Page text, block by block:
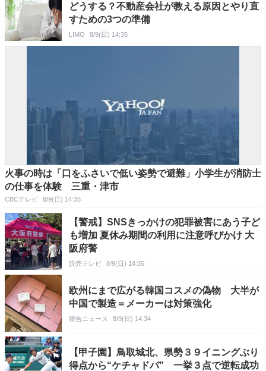
どうする？不動産会社が教える原因とやり直
すための3つの準備
LIMO 8/9(日) 14:35
火事の時は「口をふさいで低い姿勢で避難」小学生が消防士
の仕事を体験 三重・津市
CBCテレビ 8/9(日) 14:35
【警戒】SNSきっかけの犯罪被害にあう子ど
も増加 夏休み期間の利用に注意呼びかけ 大
阪府警
読売テレビ 8/9(日) 14:35
欧州にまで広がる韓国コスメの偽物 大半が
中国で製造＝メーカーは対策強化
聯合ニュース 8/9(日) 14:34
【甲子園】鳥取城北、県勢３９イニングぶり
得点から“ケチャドバ” 一挙３点で逆転成功